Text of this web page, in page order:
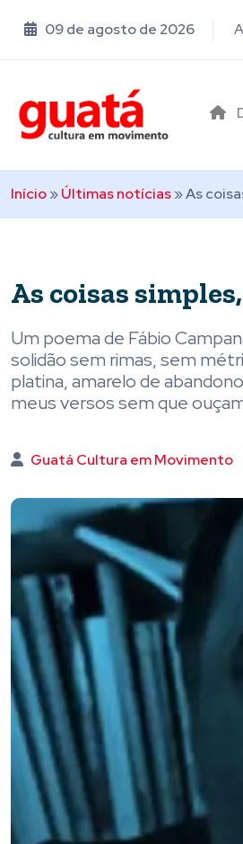
09 de agosto de 2026
Início»Últimas notícias»As
As coisas
Um poema de Fábio
solidão sem rimas, sem
platina, amarelo de
meus versos sem que
Guatá Cultura em Movimento